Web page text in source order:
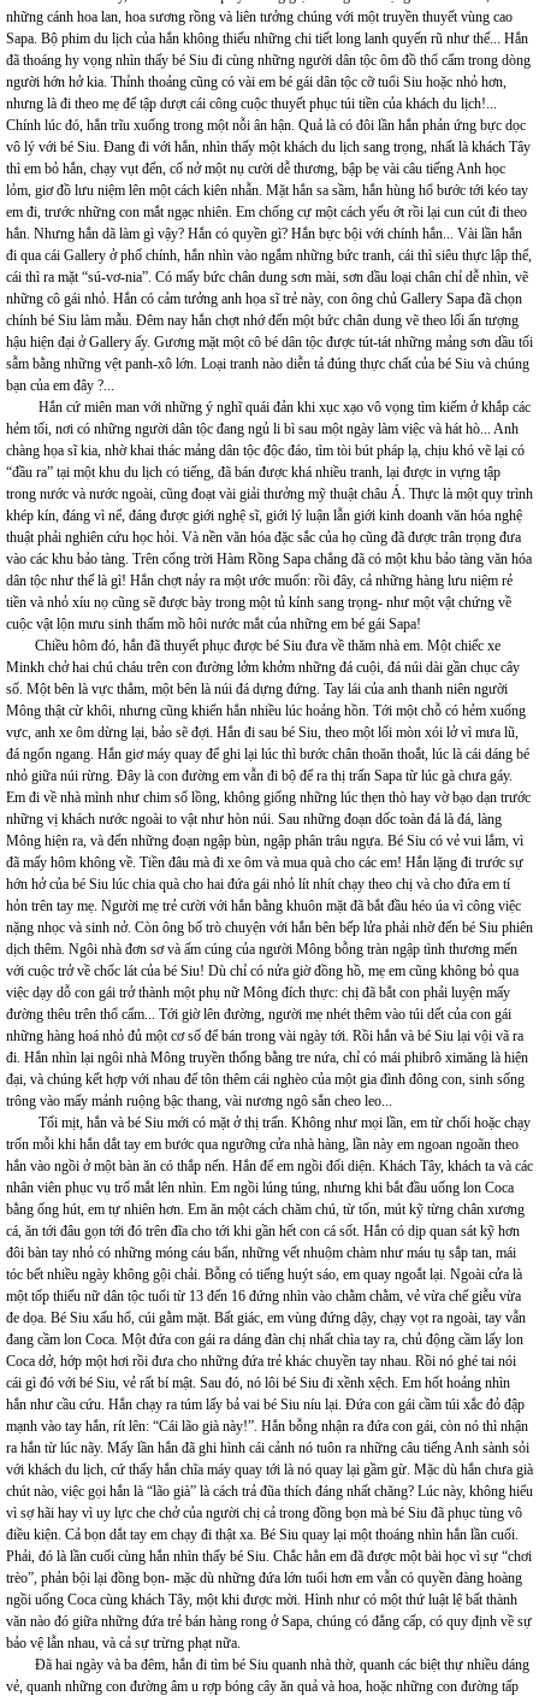
những cánh hoa lan, hoa sương rồng và liên tưởng chúng với một truyền thuyết vùng cao
Sapa. Bộ phim du lịch của hắn không thiếu những chi tiết long lanh quyến rũ như thế... Hắn
đã thoáng hy vọng nhìn thấy bé Siu đi cùng những người dân tộc ôm đồ thổ cẩm trong dòng
người hớn hở kia. Thỉnh thoảng cũng có vài em bé gái dân tộc cỡ tuổi Siu hoặc nhỏ hơn,
nhưng là đi theo mẹ để tập dượt cái công cuộc thuyết phục túi tiền của khách du lịch!...
Chính lúc đó, hắn trĩu xuống trong một nỗi ân hận. Quả là có đôi lần hắn phản ứng bực dọc
vô lý với bé Siu. Đang đi với hắn, nhìn thấy một khách du lịch sang trọng, nhất là khách Tây
thì em bỏ hắn, chạy vụt đến, cố nở một nụ cười dễ thương, bập bẹ vài câu tiếng Anh học
lỏm, giơ đồ lưu niệm lên một cách kiên nhẫn. Mặt hắn sa sầm, hắn hùng hổ bước tới kéo tay
em đi, trước những con mắt ngạc nhiên. Em chống cự một cách yếu ớt rồi lại cun cút đi theo
hắn. Nhưng hắn dã làm gì vậy? Hắn có quyền gì? Hắn bực bội với chính hắn... Vài lần hắn
đi qua cái Gallery ở phố chính, hắn nhìn vào ngắm những bức tranh, cái thì siêu thực lập thể,
cái thì ra mặt “sú-vơ-nia”. Có mấy bức chân dung sơn mài, sơn dầu loại chân chỉ dễ nhìn, vẽ
những cô gái nhỏ. Hắn có cảm tưởng anh họa sĩ trẻ này, con ông chủ Gallery Sapa đã chọn
chính bé Siu làm mẫu. Đêm nay hắn chợt nhớ đến một bức chân dung vẽ theo lối ấn tượng
hậu hiện đại ở Gallery ấy. Gương mặt một cô bé dân tộc được tút-tát những mảng sơn dầu tối
sẫm bằng những vệt panh-xô lớn. Loại tranh nào diễn tả đúng thực chất của bé Siu và chúng
bạn của em đây ?...
Hắn cứ miên man với những ý nghĩ quái đản khi xục xạo vô vọng tìm kiếm ở khắp các
hẻm tối, nơi có những người dân tộc đang ngủ li bì sau một ngày làm việc và hát hò... Anh
chàng họa sĩ kia, nhờ khai thác mảng dân tộc độc đáo, tìm tòi bút pháp lạ, chịu khó vẽ lại có
“đầu ra” tại một khu du lịch có tiếng, đã bán được khá nhiều tranh, lại được in vựng tập
trong nước và nước ngoài, cũng đoạt vài giải thưởng mỹ thuật châu Á. Thực là một quy trình
khép kín, đáng vì nể, đáng được giới nghệ sĩ, giới lý luận lẫn giới kinh doanh văn hóa nghệ
thuật phải nghiên cứu học hỏi. Và nền văn hóa đặc sắc của họ cũng đã được trân trọng đưa
vào các khu bảo tàng. Trên cổng trời Hàm Rồng Sapa chẳng đã có một khu bảo tàng văn hóa
dân tộc như thế là gì! Hắn chợt nảy ra một ước muốn: rồi đây, cả những hàng lưu niệm rẻ
tiền và nhỏ xíu nọ cũng sẽ được bày trong một tủ kính sang trọng- như một vật chứng về
cuộc vật lộn mưu sinh thấm mồ hôi nước mắt của những em bé gái Sapa!
Chiều hôm đó, hắn đã thuyết phục được bé Siu đưa về thăm nhà em. Một chiếc xe
Minkh chở hai chú cháu trên con đường lởm khởm những đá cuội, đá núi dài gần chục cây
số. Một bên là vực thẳm, một bên là núi đá dựng đứng. Tay lái của anh thanh niên người
Mông thật cừ khôi, nhưng cũng khiến hắn nhiều lúc hoảng hồn. Tới một chỗ có hẻm xuống
vực, anh xe ôm dừng lại, bảo sẽ đợi. Hắn đi sau bé Siu, theo một lối mòn xói lở vì mưa lũ,
đá ngổn ngang. Hắn giơ máy quay để ghi lại lúc thì bước chân thoăn thoắt, lúc là cái dáng bé
nhỏ giữa núi rừng. Đây là con đường em vẫn đi bộ để ra thị trấn Sapa từ lúc gà chưa gáy.
Em đi về nhà mình như chim sổ lồng, không giống những lúc thẹn thò hay vờ bạo dạn trước
những vị khách nước ngoài to vật như hòn núi. Sau những đoạn dốc toàn đá là đá, làng
Mông hiện ra, và đến những đoạn ngập bùn, ngập phân trâu ngựa. Bé Siu có vẻ vui lắm, vì
đã mấy hôm không về. Tiền đâu mà đi xe ôm và mua quà cho các em! Hắn lặng đi trước sự
hớn hở của bé Siu lúc chia quà cho hai đứa gái nhỏ lít nhít chạy theo chị và cho đứa em tí
hỏn trên tay mẹ. Người mẹ trẻ cười với hắn bằng khuôn mặt đã bắt đầu héo úa vì công việc
nặng nhọc và sinh nở. Còn ông bố trò chuyện với hắn bên bếp lửa phải nhờ đến bé Siu phiên
dịch thêm. Ngôi nhà đơn sơ và ấm cúng của người Mông bỗng tràn ngập tình thương mến
với cuộc trở về chốc lát của bé Siu! Dù chỉ có nửa giờ đồng hồ, mẹ em cũng không bỏ qua
việc dạy dỗ con gái trở thành một phụ nữ Mông đích thực: chị đã bắt con phải luyện mấy
đường thêu trên thổ cẩm... Tới giờ lên đường, người mẹ nhét thêm vào túi dết của con gái
những hàng hoá nhỏ đủ một cơ số để bán trong vài ngày tới. Rồi hắn và bé Siu lại vội vã ra
đi. Hắn nhìn lại ngôi nhà Mông truyền thống bằng tre nứa, chỉ có mái phibrô ximăng là hiện
đại, và chúng kết hợp với nhau để tôn thêm cái nghèo của một gia đình đông con, sinh sống
trông vào mấy mảnh ruộng bậc thang, vài nương ngô sắn cheo leo...
Tối mịt, hắn và bé Siu mới có mặt ở thị trấn. Không như mọi lần, em từ chối hoặc chạy
trốn mỗi khi hắn dắt tay em bước qua ngưỡng cửa nhà hàng, lần này em ngoan ngoãn theo
hắn vào ngồi ở một bàn ăn có thắp nến. Hắn để em ngồi đối diện. Khách Tây, khách ta và các
nhân viên phục vụ trố mắt lên nhìn. Em ngồi lúng túng, nhưng khi bắt đầu uống lon Coca
bằng ống hút, em tự nhiên hơn. Em ăn một cách chăm chú, từ tốn, mút kỹ từng chân xương
cá, ăn tới đâu gọn tới đó trên đĩa cho tới khi gần hết con cá sốt. Hắn có dịp quan sát kỹ hơn
đôi bàn tay nhỏ có những móng cáu bẩn, những vết nhuộm chàm như máu tụ sắp tan, mái
tóc bết nhiều ngày không gội chải. Bỗng có tiếng huýt sáo, em quay ngoắt lại. Ngoài cửa là
một tốp thiếu nữ dân tộc tuổi từ 13 đến 16 đứng nhìn vào chằm chằm, vẻ vừa chế giễu vừa
đe dọa. Bé Siu xấu hổ, cúi gằm mặt. Bất giác, em vùng đứng dậy, chạy vọt ra ngoài, tay vẫn
đang cầm lon Coca. Một đứa con gái ra dáng đàn chị nhất chìa tay ra, chủ động cầm lấy lon
Coca dở, hớp một hơi rồi đưa cho những đứa trẻ khác chuyền tay nhau. Rồi nó ghé tai nói
cái gì đó với bé Siu, vẻ rất bí mật. Sau đó, nó lôi bé Siu đi xềnh xệch. Em hốt hoảng nhìn
hắn như cầu cứu. Hắn chạy ra túm lấy bả vai bé Siu níu lại. Đứa con gái cầm túi xắc đỏ đập
mạnh vào tay hắn, rít lên: “Cái lão già này!”. Hắn bỗng nhận ra đứa con gái, còn nó thì nhận
ra hắn từ lúc nãy. Mấy lần hắn đã ghi hình cái cảnh nó tuôn ra những câu tiếng Anh sành sỏi
với khách du lịch, cứ thấy hắn chĩa máy quay tới là nó quay lại gầm gừ. Mặc dù hắn chưa già
chút nào, việc gọi hắn là “lão già” là cách trả đũa thích đáng nhất chăng? Lúc này, không hiểu
vì sợ hãi hay vì uy lực che chở của người chị cả trong đồng bọn mà bé Siu đã phục tùng vô
điều kiện. Cả bọn dắt tay em chạy đi thật xa. Bé Siu quay lại một thoáng nhìn hắn lần cuối.
Phải, đó là lần cuối cùng hắn nhìn thấy bé Siu. Chắc hẳn em đã được một bài học vì sự “chơi
trèo”, phản bội lại đồng bọn- mặc dù những đứa lớn tuổi hơn em vẫn có quyền đàng hoàng
ngồi uống Coca cùng khách Tây, một khi được mời. Hình như có một thứ luật lệ bất thành
văn nào đó giữa những đứa trẻ bán hàng rong ở Sapa, chúng có đẳng cấp, có quy định về sự
bảo vệ lẫn nhau, và cả sự trừng phạt nữa.
Đã hai ngày và ba đêm, hắn đi tìm bé Siu quanh nhà thờ, quanh các biệt thự nhiều dáng
vẻ, quanh những con đường âm u rợp bóng cây ăn quả và hoa, hoặc những con đường tấp